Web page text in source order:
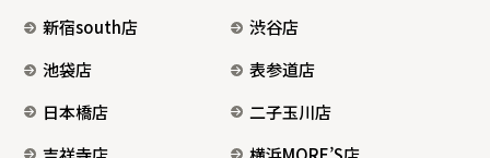
新宿south店
渋谷店
池袋店
表参道店
日本橋店
二子玉川店